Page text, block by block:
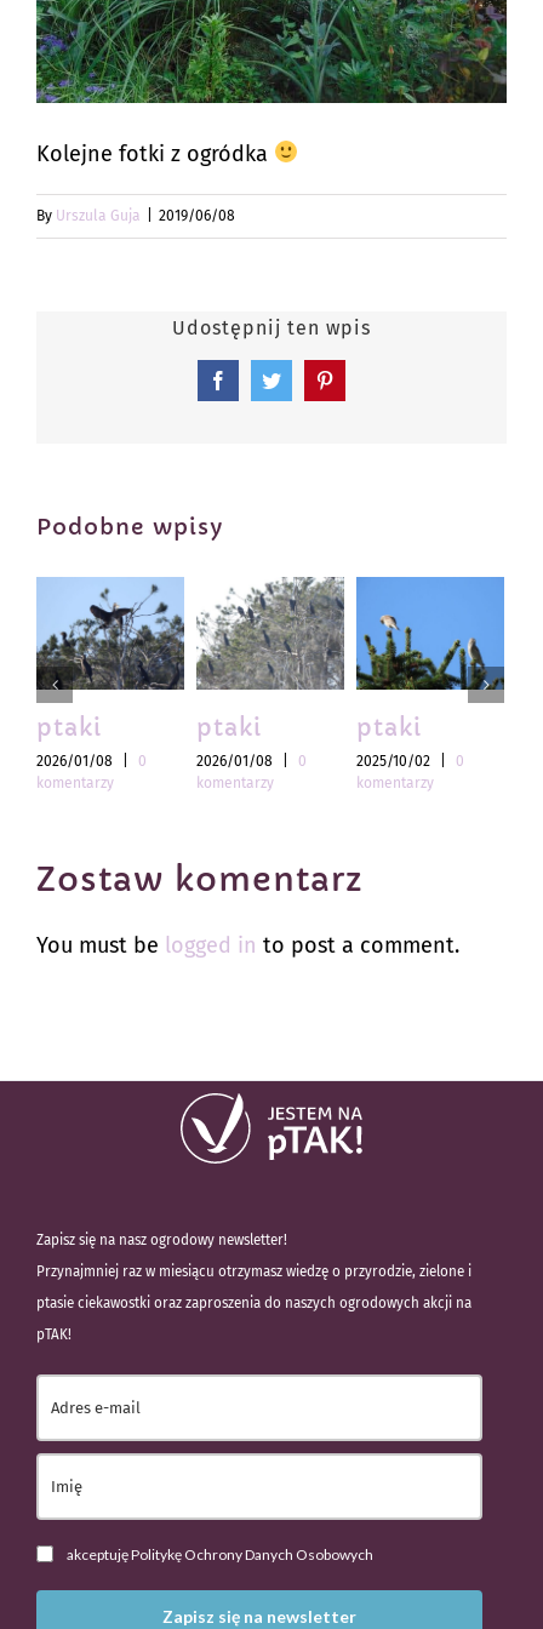
Kolejne fotki z ogródka
By Urszula Guja 2019/06/08
Udostępnij ten wpis
FacebookTwitterPinterest
Podobne wpisy
ptaki
2026/01/08
0
komentarzy
ptaki
2026/01/08
0
komentarzy
ptaki
2025/10/02
0
komentarzy
Zostaw komentarz
You must be logged in to post a comment.
Zapisz się na nasz ogrodowy newsletter!
Przynajmniej raz w miesiącu otrzymasz wiedzę o przyrodzie, zielone i
ptasie ciekawostki oraz zaproszenia do naszych ogrodowych akcji na
pTAK!
akceptuję Politykę Ochrony Danych Osobowych
Zapisz się na newsletter